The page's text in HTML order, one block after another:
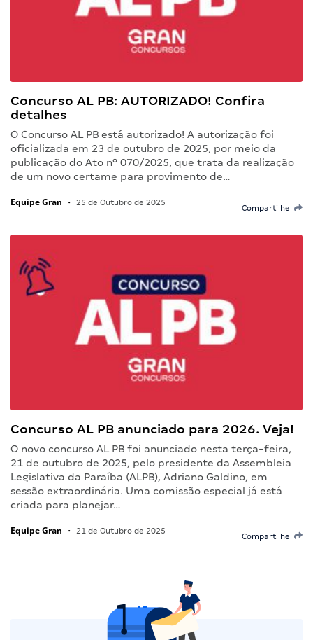
Concurso AL PB: AUTORIZADO! Confira
detalhes
O Concurso AL PB está autorizado! A autorização foi
oficializada em 23 de outubro de 2025, por meio da
publicação do Ato nº 070/2025, que trata da realização
de um novo certame para provimento de…
Equipe Gran • 25 de Outubro de 2025
Compartilhe
Concurso AL PB anunciado para 2026. Veja!
O novo concurso AL PB foi anunciado nesta terça-feira,
21 de outubro de 2025, pelo presidente da Assembleia
Legislativa da Paraíba (ALPB), Adriano Galdino, em
sessão extraordinária. Uma comissão especial já está
criada para planejar…
Equipe Gran • 21 de Outubro de 2025
Compartilhe